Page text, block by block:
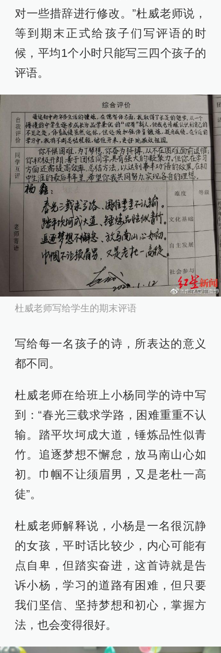
对一些措辞进行修改。”杜威老师说，
等到期末正式给孩子们写评语的时
候，平均1个小时只能写三四个孩子的
评语。
杜威老师写给学生的期末评语
写给每一名孩子的诗，所表达的意义
都不同。
杜威老师在给班上小杨同学的诗中写
到：“春光三载求学路，困难重重不认
输。踏平坎坷成大道，锤炼品性似青
竹。追逐梦想不懈怠，放马南山心如
初。巾帼不让须眉男，又是老杜一高
徒”。
杜威老师解释说，小杨是一名很沉静
的女孩，平时话比较少，内心可能有
点自卑，但踏实奋进，这首诗就是告
诉小杨，学习的道路有困难，但只要
我们坚信、坚持梦想和初心，掌握方
法，也会变得很好。